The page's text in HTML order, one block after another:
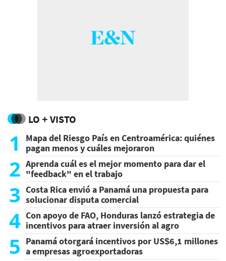
LO + VISTO
1
Mapa del Riesgo País en Centroamérica: quiénes
pagan menos y cuáles mejoraron
2 Aprenda cuál es el mejor momento para dar el
"feedback" en el trabajo
3 Costa Rica envió a Panamá una propuesta para
solucionar disputa comercial
4 Con apoyo de FAO, Honduras lanzó estrategia de
incentivos para atraer inversión al agro
5 Panamá otorgará incentivos por US$6,1 millones
a empresas agroexportadoras